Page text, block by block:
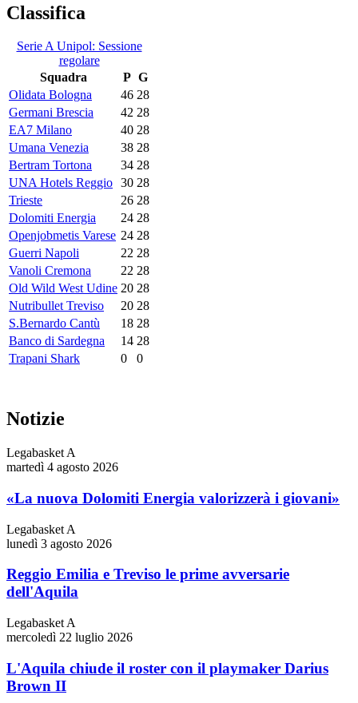
Classifica
Serie A Unipol: Sessione
regolare
Squadra
P G
Olidata Bologna
46 28
Germani Brescia
42 28
EA7 Milano
40 28
Umana Venezia
38 28
Bertram Tortona
34 28
UNA Hotels Reggio 30 28
Trieste
26 28
Dolomiti Energia
24 28
Openjobmetis Varese 24 28
Guerri Napoli
22 28
Vanoli Cremona
22 28
Old Wild West Udine 20 28
Nutribullet Treviso
20 28
S.Bernardo Cantù
18 28
Banco di Sardegna
14 28
Trapani Shark
0 0
Notizie
Legabasket A
martedì 4 agosto 2026
«La nuova Dolomiti Energia valorizzerà i giovani»
Legabasket A
lunedì 3 agosto 2026
Reggio Emilia e Treviso le prime avversarie
dell'Aquila
Legabasket A
mercoledì 22 luglio 2026
L'Aquila chiude il roster con il playmaker Darius
Brown II